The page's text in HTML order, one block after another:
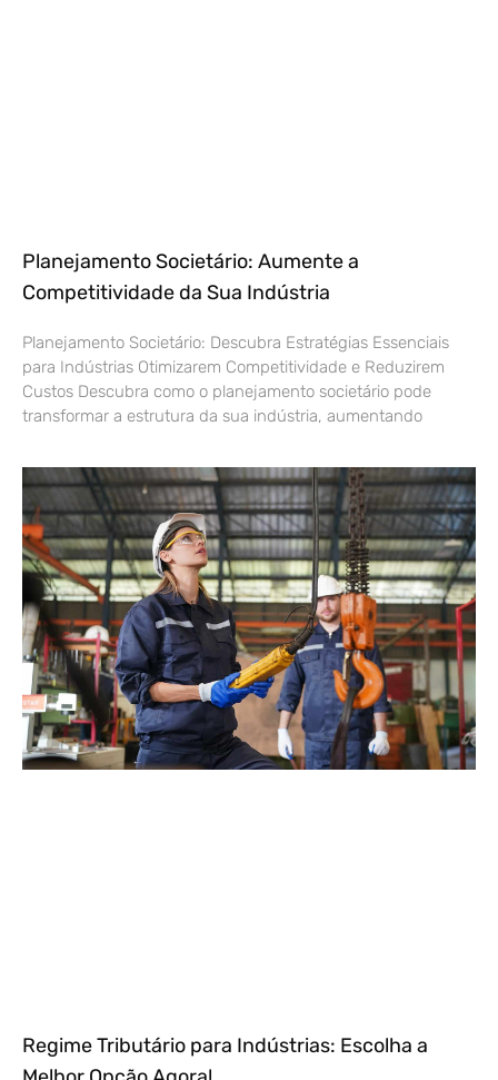
Planejamento Societário: Aumente a
Competitividade da Sua Indústria
Planejamento Societário: Descubra Estratégias Essenciais
para Indústrias Otimizarem Competitividade e Reduzirem
Custos Descubra como o planejamento societário pode
transformar a estrutura da sua indústria, aumentando
Regime Tributário para Indústrias: Escolha a